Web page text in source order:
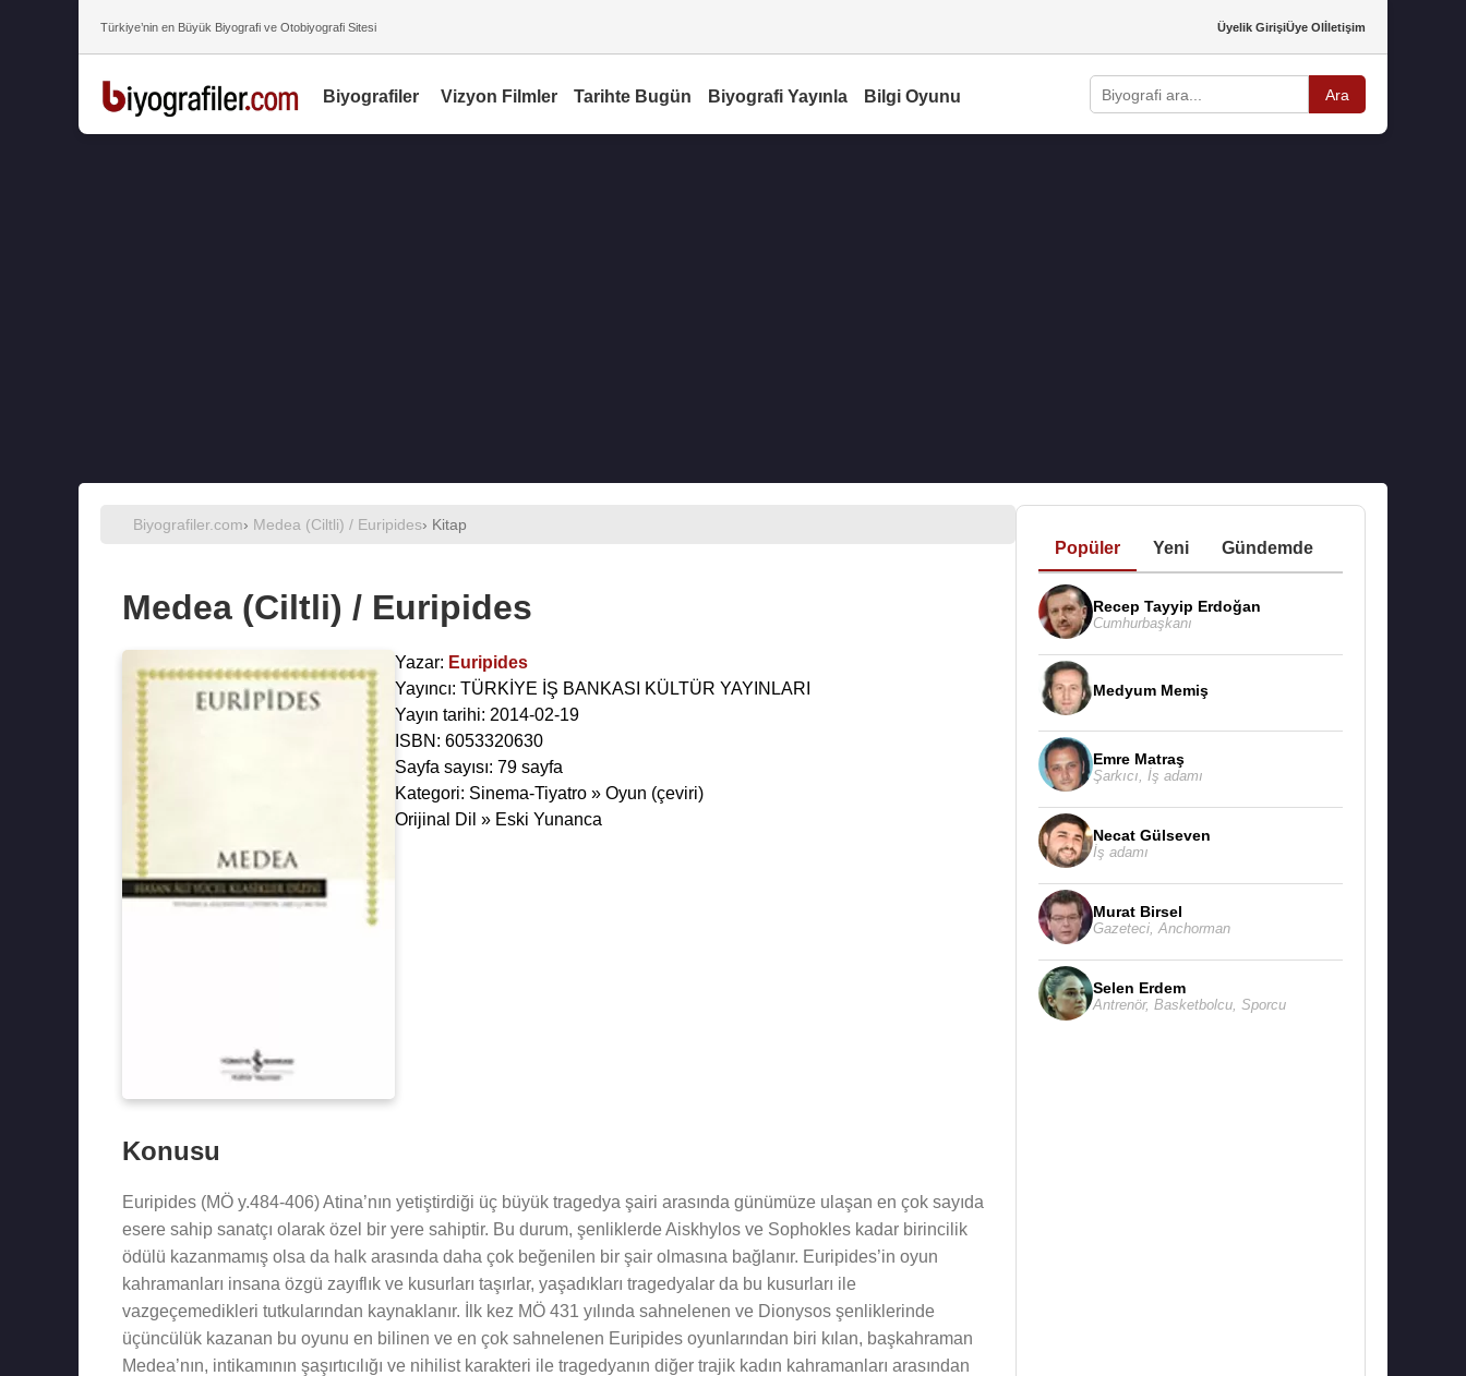
Türkiye’nin en Büyük Biyografi ve Otobiyografi Sitesi Üyelik GirişiÜye Olİletişim
Biyografiler Vizyon Filmler Tarihte Bugün Biyografi Yayınla Bilgi Oyunu Ara
Biyografiler.com› Medea (Ciltli) / Euripides› Kitap
Medea (Ciltli) / Euripides
Yazar: Euripides
Yayıncı: TÜRKİYE İŞ BANKASI KÜLTÜR YAYINLARI
Yayın tarihi: 2014-02-19
ISBN: 6053320630
Sayfa sayısı: 79 sayfa
Kategori: Sinema-Tiyatro » Oyun (çeviri)
Orijinal Dil » Eski Yunanca
Konusu
Euripides (MÖ y.484-406) Atina’nın yetiştirdiği üç büyük tragedya şairi arasında günümüze ulaşan en çok sayıda
esere sahip sanatçı olarak özel bir yere sahiptir. Bu durum, şenliklerde Aiskhylos ve Sophokles kadar birincilik
ödülü kazanmamış olsa da halk arasında daha çok beğenilen bir şair olmasına bağlanır. Euripides’in oyun
kahramanları insana özgü zayıflık ve kusurları taşırlar, yaşadıkları tragedyalar da bu kusurları ile
vazgeçemedikleri tutkularından kaynaklanır. İlk kez MÖ 431 yılında sahnelenen ve Dionysos şenliklerinde
üçüncülük kazanan bu oyunu en bilinen ve en çok sahnelenen Euripides oyunlarından biri kılan, başkahraman
Medea’nın, intikamının şaşırtıcılığı ve nihilist karakteri ile tragedyanın diğer trajik kadın kahramanları arasından
Popüler Yeni Gündemde
Recep Tayyip Erdoğan
Cumhurbaşkanı
Medyum Memiş
Emre Matraş
Şarkıcı İş adamı
Necat Gülseven
İş adamı
Murat Birsel
Gazeteci, Anchorman
Selen Erdem
Antrenör, Basketbolcu, Sporcu